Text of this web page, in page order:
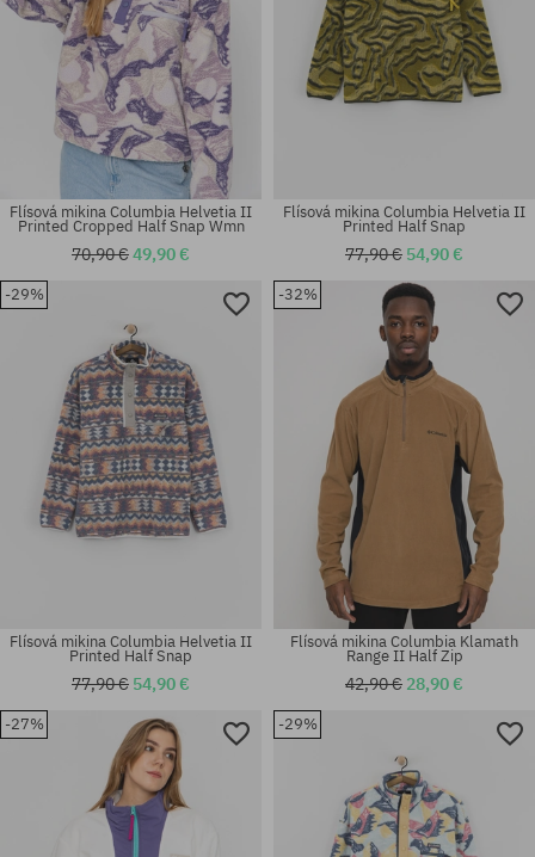
Dostupné veľkosti:
Flísová mikina Columbia Helvetia II
Printed Cropped Half Snap Wmn
70,90 €49,90 €
Dostupné veľkosti:
Flísová mikina Columbia Helvetia II
Printed Half Snap
77,90 € 54,90 €
-29%
Flísová mikina Columbia Helvetia II
Printed Half Snap
77,90 € 54,90 €
-32%
Flísová mikina Columbia Klamath
Range II Half Zip
42,90 € 28,90 €
-27% -29%